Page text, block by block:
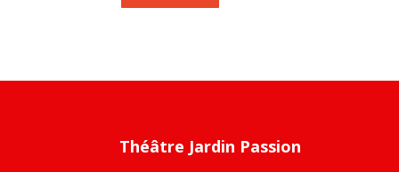
Théâtre Jardin Passion